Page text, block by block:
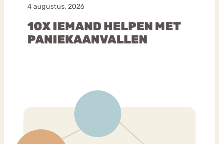
4 augustus, 2026
10X IEMAND HELPEN MET
PANIEKAANVALLEN